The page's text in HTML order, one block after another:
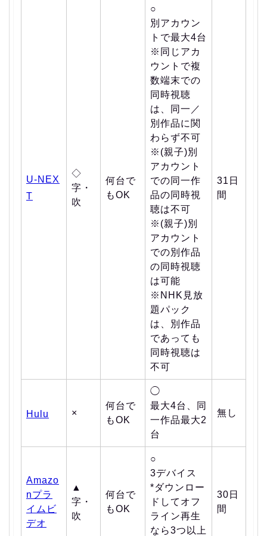
U-NEX
T
◇
字・
吹
何台で
もOK
○
別アカウン
トで最大4台
※同じアカ
ウントで複
数端末での
同時視聴
は、同一／
別作品に関
わらず不可
※(親子)別
アカウント
での同一作
品の同時視
聴は不可
※(親子)別
アカウント
での別作品
の同時視聴
は可能
※NHK見放
題パック
は、別作品
であっても
同時視聴は
不可
31日
間
Hulu ×
何台で
もOK
◯
最大4台、同
一作品最大2
台
無し
Amazo
nプラ
イムビ
デオ
▲
字・
吹
何台で
もOK
○
3デバイス
*ダウンロー
ドしてオフ
ライン再生
なら3つ以上
30日
間